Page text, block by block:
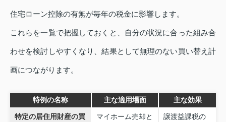
住宅ローン控除の有無が毎年の税金に影響します。
これらを一覧で把握しておくと、自分の状況に合った組み合
わせを検討しやすくなり、結果として無理のない買い替え計
画につながります。
特例の名称 主な適用場面 主な効果
特定の居住用財産の買
マイホーム売却と
譲渡益課税の